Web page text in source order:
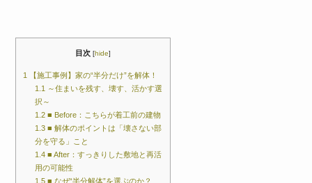
o
目次 [hide]
1
【施工事例】家の“半分だけ”を解体！
1.1 ～住まいを残す、壊す、活かす選
択～
1.2 ■ Before：こちらが着工前の建物
1.3 ■ 解体のポイントは「壊さない部
分を守る」こと
1.4 ■ After：すっきりした敷地と再活
用の可能性
1.5 ■ なぜ“半分解体”を選ぶのか？